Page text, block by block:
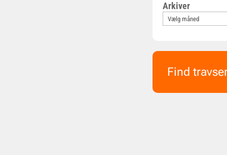
Arkiver
Find